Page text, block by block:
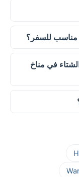
مناسب للسفر؟
في مناخ